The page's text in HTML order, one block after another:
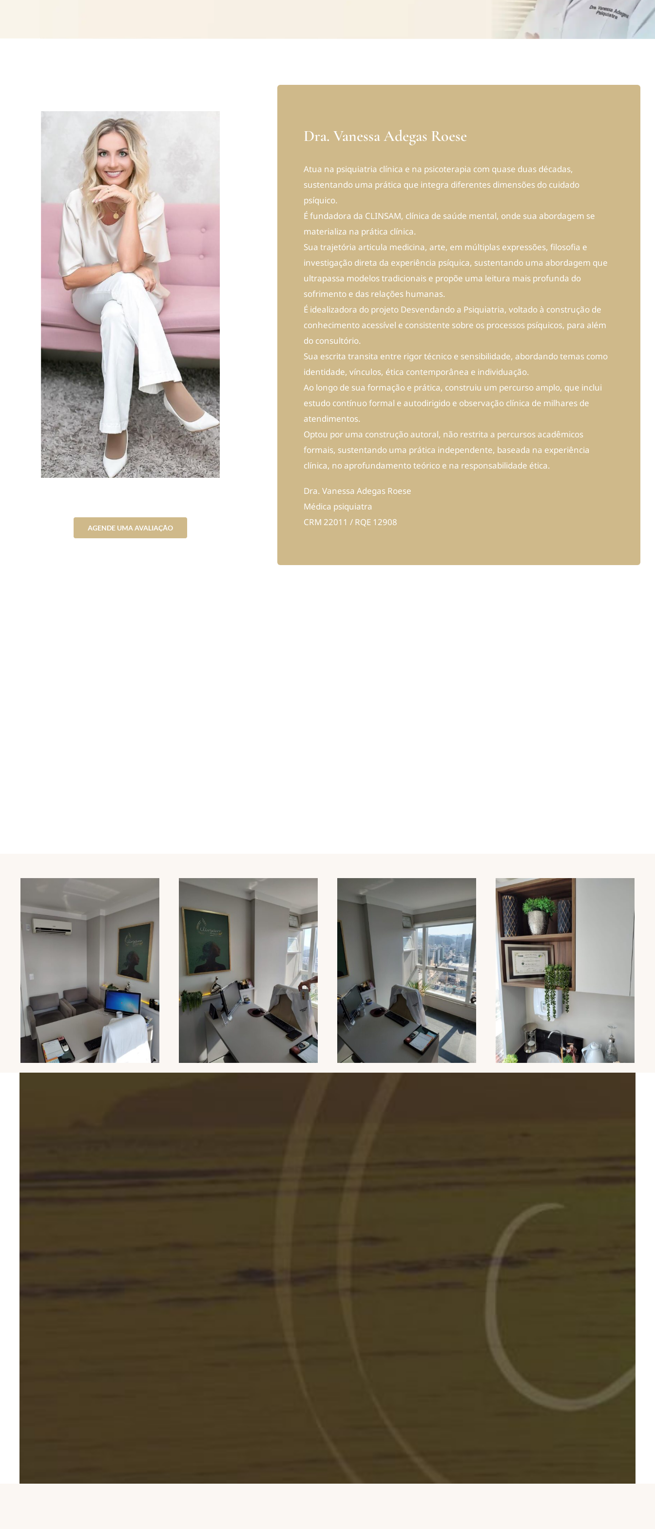
AGENDE UMA AVALIAÇÃO
Dra. Vanessa Adegas Roese
Atua na psiquiatria clínica e na psicoterapia com quase duas décadas,
sustentando uma prática que integra diferentes dimensões do cuidado
psíquico.
É fundadora da CLINSAM, clínica de saúde mental, onde sua abordagem se
materializa na prática clínica.
Sua trajetória articula medicina, arte, em múltiplas expressões, filosofia e
investigação direta da experiência psíquica, sustentando uma abordagem que
ultrapassa modelos tradicionais e propõe uma leitura mais profunda do
sofrimento e das relações humanas.
É idealizadora do projeto Desvendando a Psiquiatria, voltado à construção de
conhecimento acessível e consistente sobre os processos psíquicos, para além
do consultório.
Sua escrita transita entre rigor técnico e sensibilidade, abordando temas como
identidade, vínculos, ética contemporânea e individuação.
Ao longo de sua formação e prática, construiu um percurso amplo, que inclui
estudo contínuo formal e autodirigido e observação clínica de milhares de
atendimentos.
Optou por uma construção autoral, não restrita a percursos acadêmicos
formais, sustentando uma prática independente, baseada na experiência
clínica, no aprofundamento teórico e na responsabilidade ética.
Dra. Vanessa Adegas Roese
Médica psiquiatra
CRM 22011 / RQE 12908